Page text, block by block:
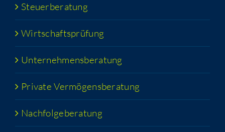
Steu­er­be­ra­tung
Wirt­schafts­prü­fung
Unter­neh­mens­be­ra­tung
Pri­va­te Vermögensberatung
Nach­fol­ge­be­ra­tung